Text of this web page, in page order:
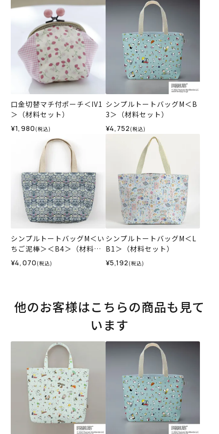
口金切替マチ付ポーチ＜IV1
＞（材料セット）
¥1,980 (税込)
シンプルトートバッグM＜B
3＞（材料セット）
¥4,752 (税込)
シンプルトートバッグM＜い
ちご泥棒＞＜B4＞（材料セ
ット）
¥4,070 (税込)
シンプルトートバッグM＜L
B1＞（材料セット）
¥5,192 (税込)
他のお客様はこちらの商品も見て
います